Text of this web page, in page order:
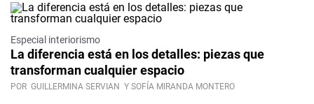
Especial interiorismo
La diferencia está en los detalles: piezas que
transforman cualquier espacio
POR GUILLERMINA SERVIAN Y SOFÍA MIRANDA MONTERO